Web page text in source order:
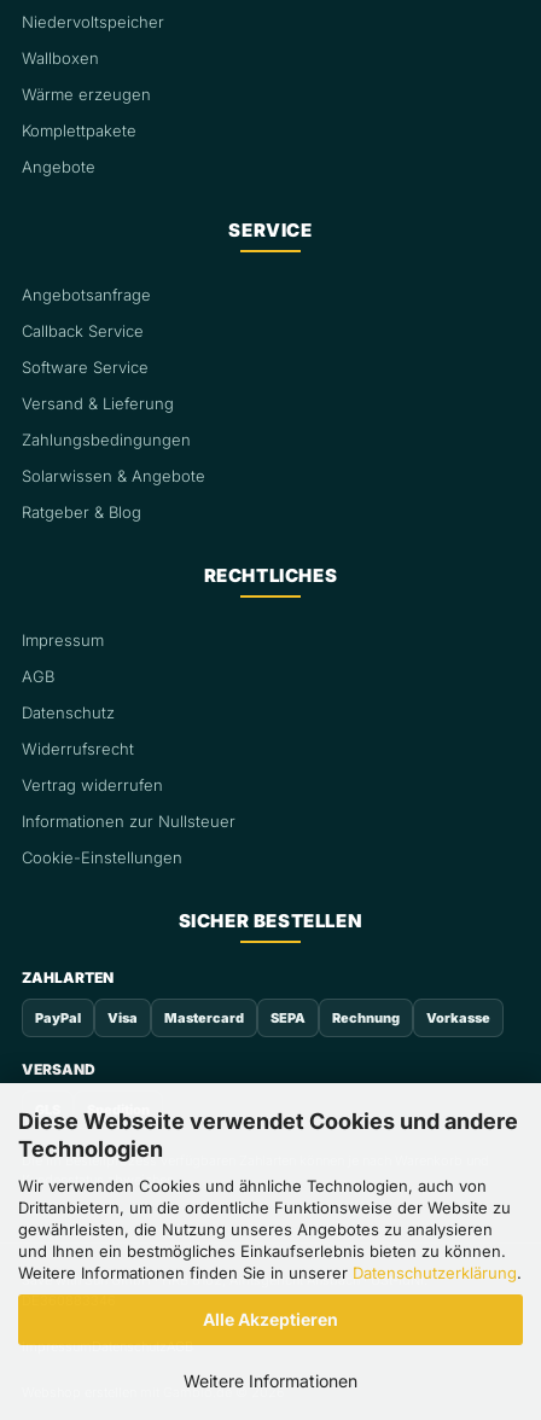
Diese Webseite verwendet Cookies und andere
Technologien
Wir verwenden Cookies und ähnliche Technologien, auch von
Drittanbietern, um die ordentliche Funktionsweise der Website zu
gewährleisten, die Nutzung unseres Angebotes zu analysieren
und Ihnen ein bestmögliches Einkaufserlebnis bieten zu können.
Weitere Informationen finden Sie in unserer Datenschutzerklärung.
Alle Akzeptieren
Weitere Informationen
Niedervoltspeicher
Wallboxen
Wärme erzeugen
Komplettpakete
Angebote
SERVICE
Angebotsanfrage
Callback Service
Software Service
Versand & Lieferung
Zahlungsbedingungen
Solarwissen & Angebote
Ratgeber & Blog
RECHTLICHES
Impressum
AGB
Datenschutz
Widerrufsrecht
Vertrag widerrufen
Informationen zur Nullsteuer
Cookie-Einstellungen
SICHER BESTELLEN
ZAHLARTEN
PayPal Visa Mastercard SEPA Rechnung Vorkasse
VERSAND
GLS
Die im Bestellprozess verfügbaren Zahlarten können je nach Warenkorb und
Kundenstatus abweichen.
Save with Sun GmbH · HRB 8102, Amtsgericht Ansbach · USt-IdNr.
ImpressumDatenschutzAGB
mit Gambio.de © 2026